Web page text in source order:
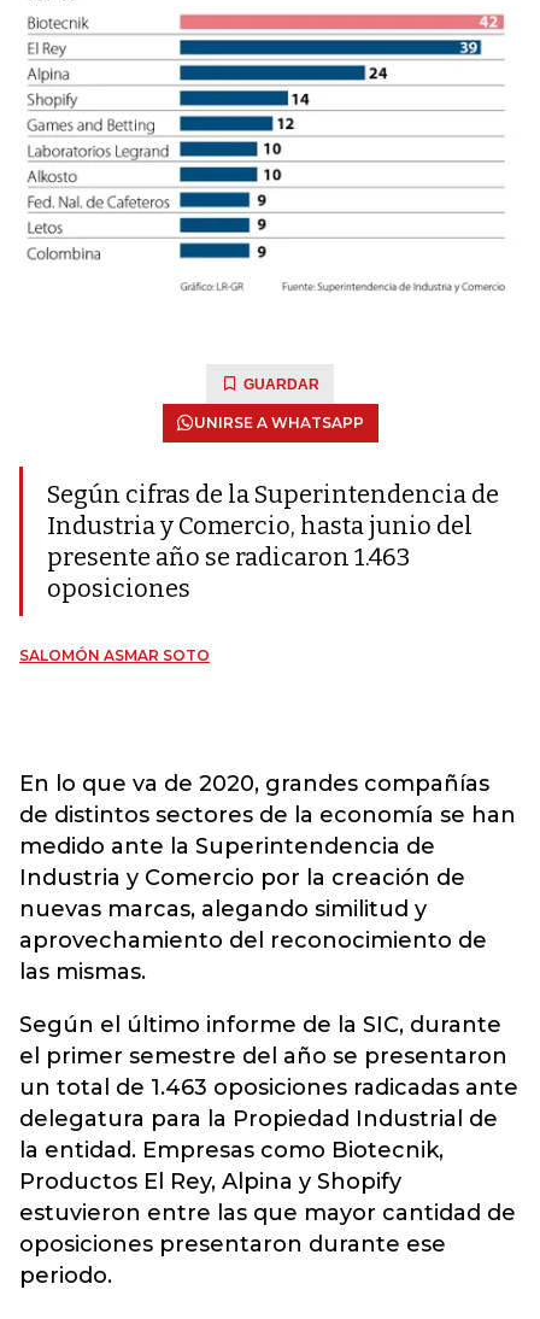
GUARDAR
UNIRSE A WHATSAPP
Según cifras de la Superintendencia de
Industria y Comercio, hasta junio del
presente año se radicaron 1.463
oposiciones
SALOMÓN ASMAR SOTO
En lo que va de 2020, grandes compañías
de distintos sectores de la economía se han
medido ante la Superintendencia de
Industria y Comercio por la creación de
nuevas marcas, alegando similitud y
aprovechamiento del reconocimiento de
las mismas.
Según el último informe de la SIC, durante
el primer semestre del año se presentaron
un total de 1.463 oposiciones radicadas ante
delegatura para la Propiedad Industrial de
la entidad. Empresas como Biotecnik,
Productos El Rey, Alpina y Shopify
estuvieron entre las que mayor cantidad de
oposiciones presentaron durante ese
periodo.